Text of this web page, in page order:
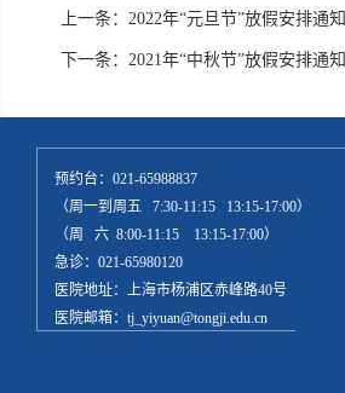
上一条： 2022年“元旦节”放假安排通知
下一条： 2021年“中秋节”放假安排通知
预约台：021-65988837
（周一到周五 7:30-11:15 13:15-17:00）
（周 六 8:00-11:15 13:15-17:00）
急诊：021-65980120
医院地址：上海市杨浦区赤峰路40号
医院邮箱：tj_yiyuan@tongji.edu.cn